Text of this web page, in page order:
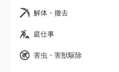
解体・撤去
庭仕事
害虫・害獣駆除